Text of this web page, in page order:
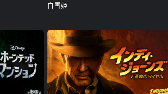
白雪姫